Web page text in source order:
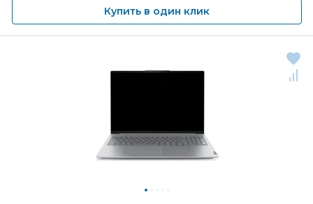
Купить в один клик